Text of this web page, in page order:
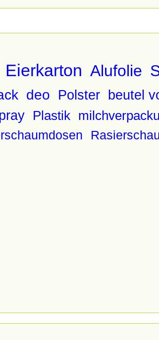
Eierkarton Alufolie
deo Polster beutel
Plastik